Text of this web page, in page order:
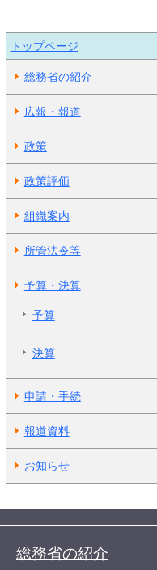
トップページ
総務省の紹介
広報・報道
政策
政策評価
組織案内
所管法令等
予算・決算
予算
決算
申請・手続
報道資料
お知らせ
総務省の紹介